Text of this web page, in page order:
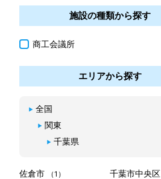
施設の種類から探す
商工会議所
エリアから探す
全国
関東
千葉県
佐倉市 （1） 千葉市中央区